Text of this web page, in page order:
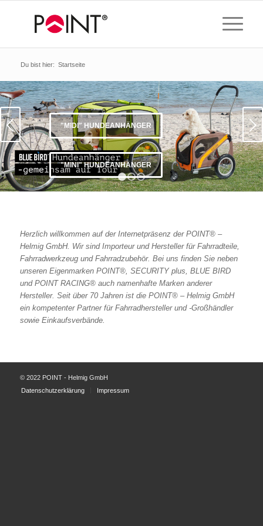
Du bist hier: Startseite
"MIDI" HUNDEANHÄNGER
"MINI" HUNDEANHÄNGER
Weiter
1 2 3
Herzlich willkommen auf der Internetpräsenz der POINT® –
Helmig GmbH. Wir sind Importeur und Hersteller für Fahrradteile,
Fahrradwerkzeug und Fahrradzubehör. Bei uns finden Sie neben
unseren Eigenmarken POINT®, SECURITY plus, BLUE BIRD
und POINT RACING® auch namenhafte Marken anderer
Hersteller. Seit über 70 Jahren ist die POINT® – Helmig GmbH
ein kompetenter Partner für Fahrradhersteller und -Großhändler
sowie Einkaufsverbände.
© 2022 POINT - Helmig GmbH
Datenschutzerklärung
Impressum